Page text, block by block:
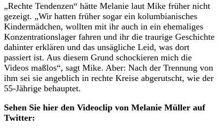
„Rechte Tendenzen“ hätte Melanie laut Mike früher nicht
gezeigt. „Wir hatten früher sogar ein kolumbianisches
Kindermädchen, wollten mit ihr auch in ein ehemaliges
Konzentrationslager fahren und ihr die traurige Geschichte
dahinter erklären und das unsägliche Leid, was dort
passiert ist. Aus diesem Grund schockieren mich die
Videos maßlos“, sagt Mike. Aber: Nach der Trennung von
ihm sei sie angeblich in rechte Kreise abgerutscht, wie der
55-Jährige behauptet.
Sehen Sie hier den Videoclip von Melanie Müller auf
Twitter: